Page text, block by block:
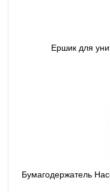
Ершик для
Бумагодержатель